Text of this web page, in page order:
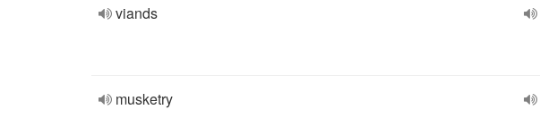
viands
musketry